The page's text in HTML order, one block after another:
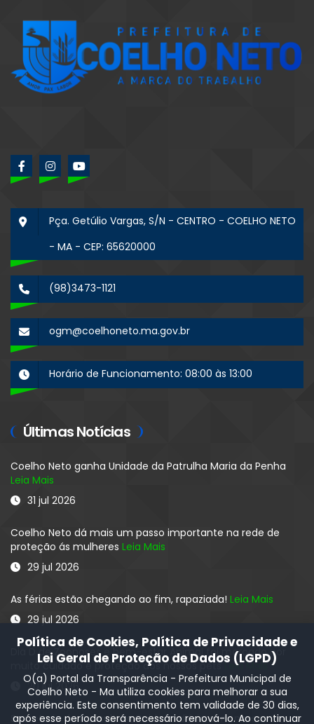
Pça. Getúlio Vargas, S/N - CENTRO - COELHO NETO
- MA - CEP: 65620000
(98)3473-1121
ogm@coelhoneto.ma.gov.br
Horário de Funcionamento: 08:00 às 13:00
Últimas Notícias
Coelho Neto ganha Unidade da Patrulha Maria da Penha
Leia Mais
31 jul 2026
Coelho Neto dá mais um passo importante na rede de
proteção ás mulheres Leia Mais
29 jul 2026
As férias estão chegando ao fim, rapaziada! Leia Mais
29 jul 2026
Dia D de Zoonoses e bem-estar Animal foi marcado por
muito cuidado e proteção aos nossos petsLeia Mais
20 jul 2026
Secretaria de Agricultura:Cuidado diário com nossos
Política de Cookies, Política de Privacidade e
Lei Geral de Proteção de Dados (LGPD)
O(a) Portal da Transparência - Prefeitura Municipal de
Coelho Neto - Ma utiliza cookies para melhorar a sua
experiência. Este consentimento tem validade de 30 dias,
após esse período será necessário renová-lo. Ao continuar